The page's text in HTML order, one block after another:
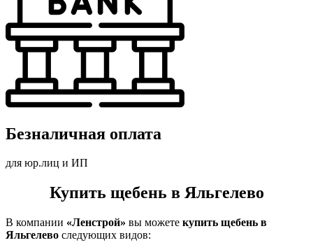
Безналичная оплата
для юр.лиц и ИП
Купить щебень в Яльгелево
В компании «Ленстрой» вы можете купить щебень в
Яльгелево следующих видов: